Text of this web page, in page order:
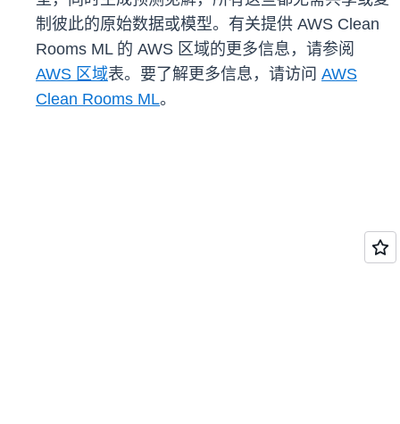
制彼此的原始数据或模型。有关提供 AWS Clean
Rooms ML 的 AWS 区域的更多信息，请参阅
AWS 区域表。要了解更多信息，请访问 AWS
Clean Rooms ML。